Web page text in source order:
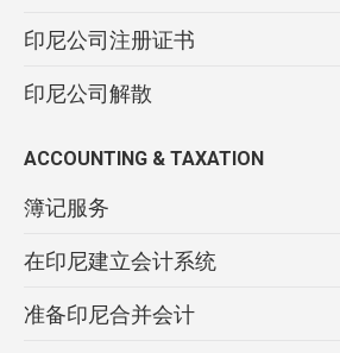
印尼公司注册证书
印尼公司解散
ACCOUNTING & TAXATION
簿记服务
在印尼建立会计系统
准备印尼合并会计